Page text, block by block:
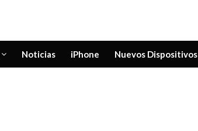
Noticias iPhone Nuevos Dispositivos